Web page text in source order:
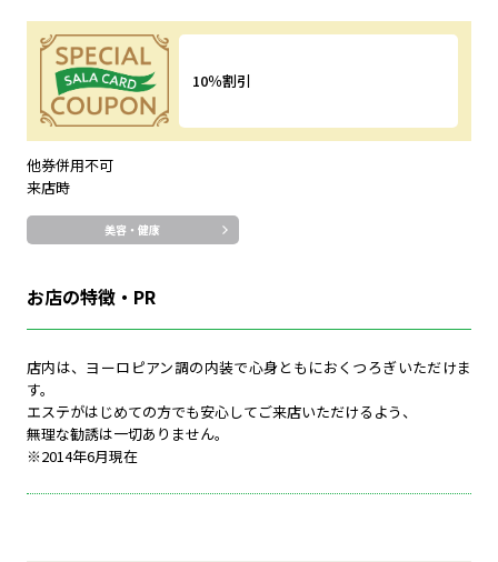
特典内容
10％割引
他券併用不可
来店時
美容・健康
お店の特徴・PR
店内は、ヨーロピアン調の内装で心身ともにおくつろぎいただけま
す。
エステがはじめての方でも安心してご来店いただけるよう、
無理な勧誘は一切ありません。
※2014年6月現在